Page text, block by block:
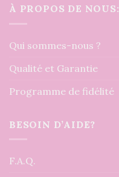
À PROPOS DE NOUS:
Qui sommes-nous ?
Qualité et Garantie
Programme de fidélité
BESOIN D’AIDE?
F.A.Q.